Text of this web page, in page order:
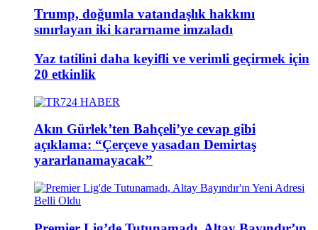
Trump, doğumla vatandaşlık hakkını
sınırlayan iki kararname imzaladı
Yaz tatilini daha keyifli ve verimli geçirmek için
20 etkinlik
Akın Gürlek’ten Bahçeli’ye cevap gibi
açıklama: “Çerçeve yasadan Demirtaş
yararlanamayacak”